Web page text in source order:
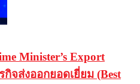
Minister’s Export
จส่งออกยอดเยี่ยม (Best